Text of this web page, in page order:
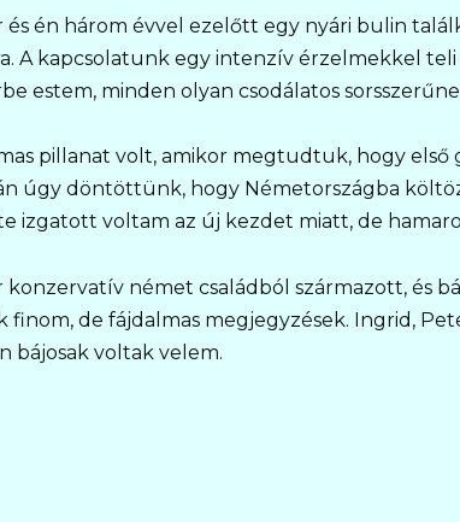
és én három évvel ezelőtt egy nyári bulin
A kapcsolatunk egy intenzív érzelmekkel
estem, minden olyan csodálatos
pillanat volt, amikor megtudtuk, hogy
úgy döntöttünk, hogy Németországba
izgatott voltam az új kezdet miatt, de
konzervatív német családból származott, és
finom, de fájdalmas megjegyzések. Ingrid,
bájosak voltak velem.